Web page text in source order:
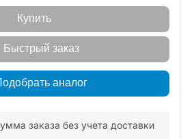
Купить
Быстрый заказ
аналог
заказа без учета доставки